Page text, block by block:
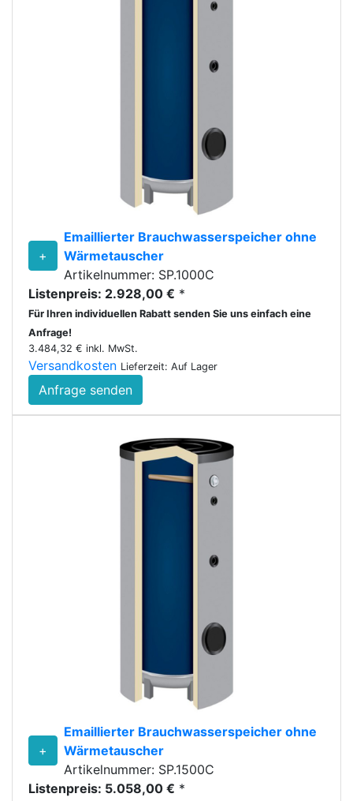
+
Emaillierter Brauchwasserspeicher ohne
Wärmetauscher
Artikelnummer: SP.1000C
Listenpreis: 2.928,00 € *
Für Ihren individuellen Rabatt senden Sie uns einfach eine
Anfrage!
3.484,32 € inkl. MwSt.
Versandkosten Lieferzeit: Auf Lager
Anfrage senden
+
Emaillierter Brauchwasserspeicher ohne
Wärmetauscher
Artikelnummer: SP.1500C
Listenpreis: 5.058,00 € *